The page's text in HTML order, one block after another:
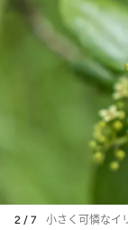
2 / 7
小さく可憐なイ